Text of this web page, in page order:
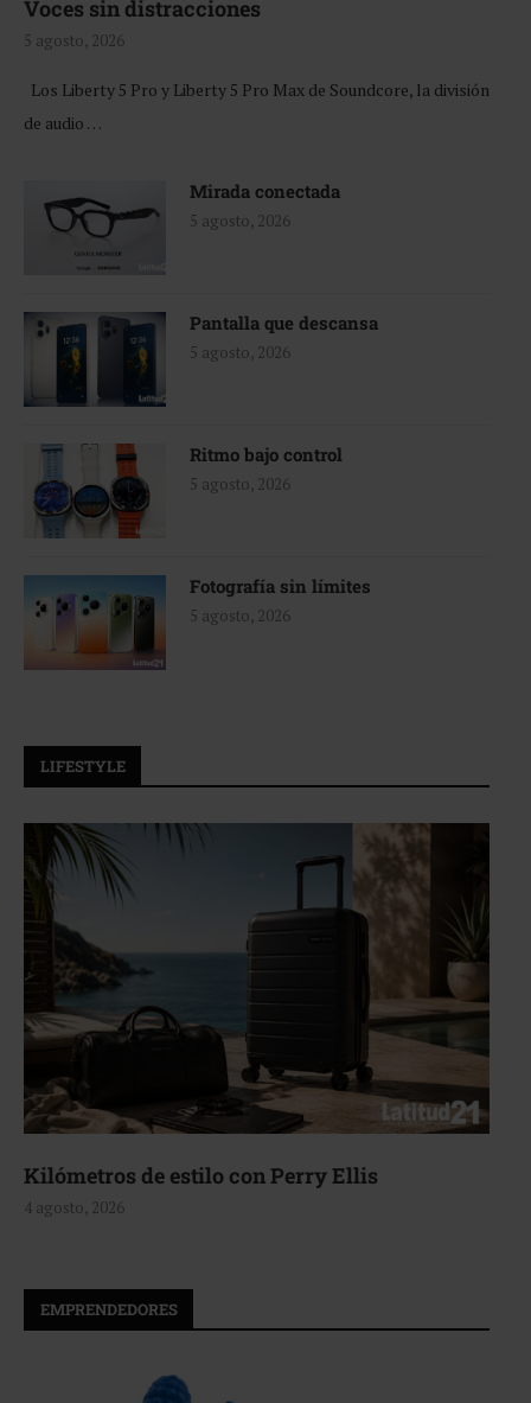
Voces sin distracciones
5 agosto, 2026
Los Liberty 5 Pro y Liberty 5 Pro Max de Soundcore, la división
de audio …
Mirada conectada
5 agosto, 2026
Pantalla que descansa
5 agosto, 2026
Ritmo bajo control
5 agosto, 2026
Fotografía sin límites
5 agosto, 2026
LIFESTYLE
Kilómetros de estilo con Perry Ellis
4 agosto, 2026
EMPRENDEDORES